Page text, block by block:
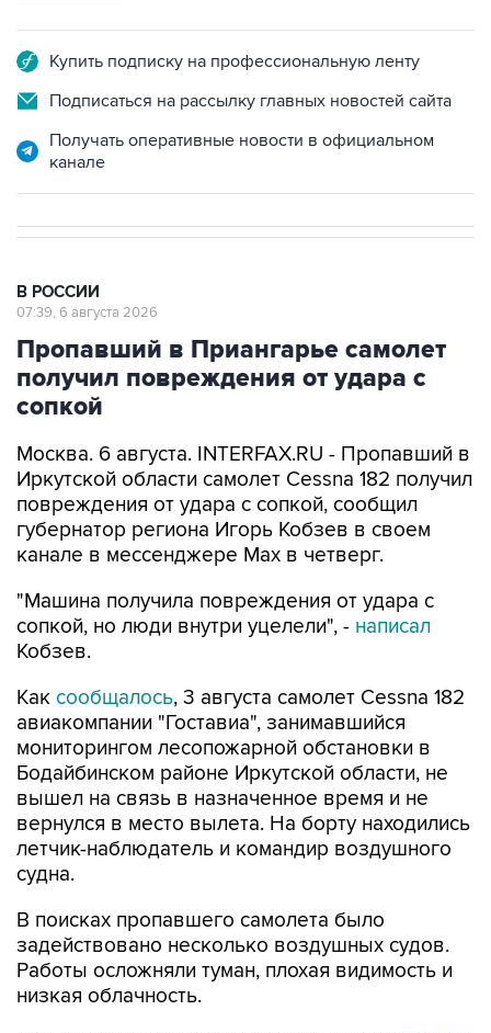
Купить подписку на профессиональную ленту
Подписаться на рассылку главных новостей сайта
Получать оперативные новости в официальном
канале
В РОССИИ
07:39, 6 августа 2026
Пропавший в Приангарье самолет
получил повреждения от удара с
сопкой
Москва. 6 августа. INTERFAX.RU - Пропавший в
Иркутской области самолет Cessna 182 получил
повреждения от удара с сопкой, сообщил
губернатор региона Игорь Кобзев в своем
канале в мессенджере Мах в четверг.
"Машина получила повреждения от удара с
сопкой, но люди внутри уцелели", - написал
Кобзев.
Как сообщалось, 3 августа самолет Cessna 182
авиакомпании "Гоставиа", занимавшийся
мониторингом лесопожарной обстановки в
Бодайбинском районе Иркутской области, не
вышел на связь в назначенное время и не
вернулся в место вылета. На борту находились
летчик-наблюдатель и командир воздушного
судна.
В поисках пропавшего самолета было
задействовано несколько воздушных судов.
Работы осложняли туман, плохая видимость и
низкая облачность.